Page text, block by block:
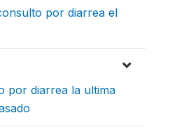
por diarrea el
por diarrea la ultima